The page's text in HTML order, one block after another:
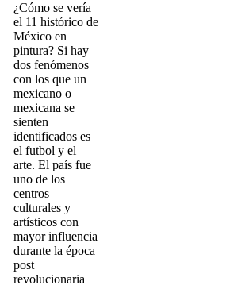
¿Cómo se vería
el 11 histórico de
México en
pintura? Si hay
dos fenómenos
con los que un
mexicano o
mexicana se
sienten
identificados es
el futbol y el
arte. El país fue
uno de los
centros
culturales y
artísticos con
mayor influencia
durante la época
post
revolucionaria